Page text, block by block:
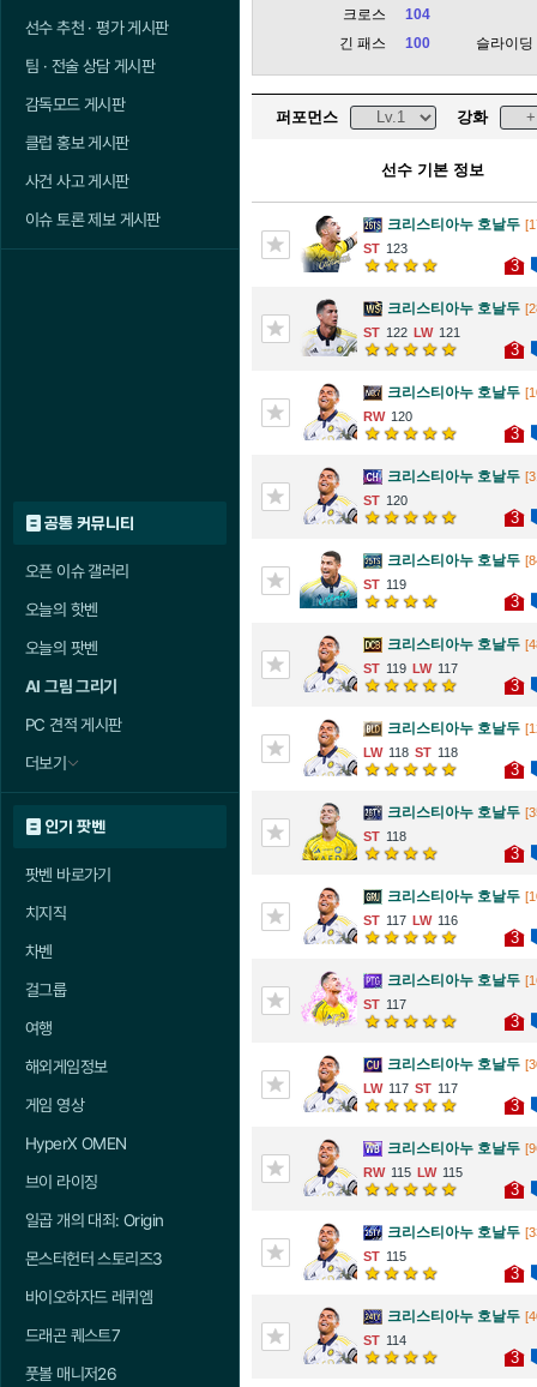
선수 추천 · 평가 게시판
팀 · 전술 상담 게시판
감독모드 게시판
클럽 홍보 게시판
사건 사고 게시판
이슈 토론 제보 게시판
공통 커뮤니티
오픈 이슈 갤러리
오늘의 핫벤
오늘의 팟벤
AI 그림 그리기
PC 견적 게시판
더보기
인기 팟벤
팟벤 바로가기
치지직
차벤
걸그룹
여행
해외게임정보
게임 영상
HyperX OMEN
브이 라이징
일곱 개의 대죄: Origin
몬스터헌터 스토리즈3
바이오하자드 레퀴엠
드래곤 퀘스트7
풋볼 매니저26
크로스
104
긴 패스
100 슬라이딩
퍼포먼스 강화
선수 기본 정보
크리스티아누 호날두
123
3
크리스티아누 호날두
122
121
3
크리스티아누 호날두
120
3
크리스티아누 호날두
120
3
크리스티아누 호날두
119
3
크리스티아누 호날두
119
117
3
크리스티아누 호날두
118
118
3
크리스티아누 호날두
118
3
크리스티아누 호날두
117
116
3
크리스티아누 호날두
117
3
크리스티아누 호날두
117
117
3
크리스티아누 호날두
115
115
3
크리스티아누 호날두
115
3
크리스티아누 호날두
114
3